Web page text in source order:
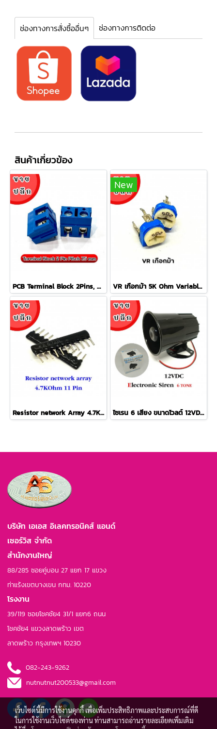
ช่องทางการสั่งซื้ออื่นๆ ช่องทางการติดต่อ
สินค้าเกี่ยวข้อง
PCB Terminal Block 2Pins, Pitch 7.5mm เทอร์มินอล คอนเนคเตอร์ (20 ตัว/ล็อต)
New
VR เกือกม้า 5K Ohm Variable Resistor (10 ตัว/ล็อต)
Resistor network Array 4.7K 11 Pin ตัวต้านทานแบบอาร์เรย์ 11 ขา (5 ตัว/ล็อต) ไซเรน 6 เสียง ขนาดโวลต์ 12VDC-24VDC Electronic Siren 6 Tone 12Volt-24Volt
บริษัท เอเอส อิเลคทรอนิคส์ แอนด์
เซอร์วิส จำกัด
สำนักงานใหญ่
88/285 ซอยคู่บอน 27 แยก 17 แขวง
ท่าแร้งเขตบางเขน กทม. 10220
โรงงาน
39/119 ซอยโชคชัย4 31/1 แยก6 ถนน
โชคชัย4 แขวงลาดพร้าว เขต
ลาดพร้าว กรุงเทพฯ 10230
082-243-9262
nutnutnut200533@gmail.com
เว็บไซต์นี้มีการใช้งานคุกกี้ เพื่อเพิ่มประสิทธิภาพและประสบการณ์ที่ดี
ในการใช้งานเว็บไซต์ของท่าน ท่านสามารถอ่านรายละเอียดเพิ่มเติม